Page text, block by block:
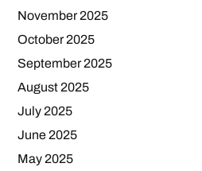
November 2025
October 2025
September 2025
August 2025
July 2025
June 2025
May 2025